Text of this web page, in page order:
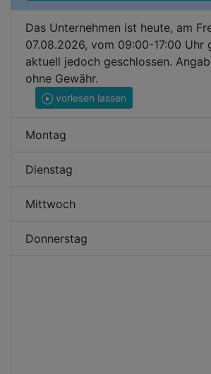
Das Unternehmen ist heute, am
07.08.2026, vom 09:00-17:00 Uhr
aktuell jedoch geschlossen.
ohne Gewähr.
vorlesen lassen
Montag
Dienstag
Mittwoch
Donnerstag